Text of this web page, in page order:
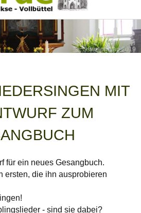
Ostersonntag 2019
MIT
ZUM
für ein neues Gesangbuch.
ersten, die ihn ausprobieren
- sind sie dabei?